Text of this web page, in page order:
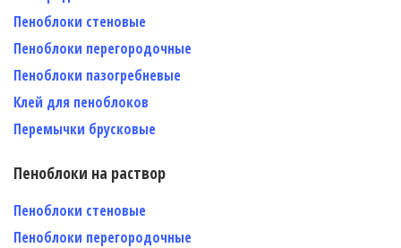
Пеноблоки стеновые
Пеноблоки перегородочные
Пеноблоки пазогребневые
Клей для пеноблоков
Перемычки брусковые
Пеноблоки на раствор
Пеноблоки стеновые
Пеноблоки перегородочные